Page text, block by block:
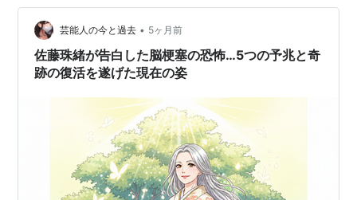
芸能人の今と過去 • 5ヶ月前
佐藤珠緒が告白した脳梗塞の恐怖…5つの予兆と奇
跡の復活を遂げた現在の姿